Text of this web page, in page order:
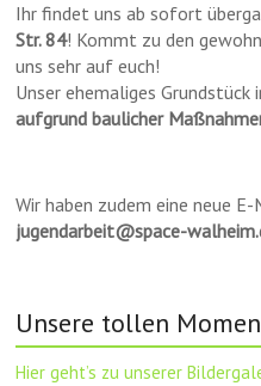
Ihr findet uns ab sofort
Str. 84! Kommt zu den
uns sehr auf euch!
Unser ehemaliges
aufgrund baulicher
Wir haben zudem eine neue
jugendarbeit@space-
Unsere tollen
Hier geht’s zu unserer